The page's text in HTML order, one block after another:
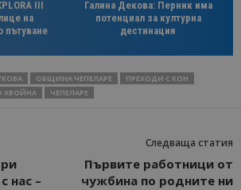
III
на
пътуване
Галина Декова: Перник има
потенциал за културна
дестинация
ОБЩИНА ЧЕПЕЛАРЕ
ПРЕХОДИ С КОН
ХВОЙНА ЧЕПЕЛАРЕ
нас –
Следваща статия
Първите работници от
чужбина по родните ни